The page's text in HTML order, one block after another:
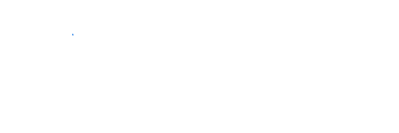
Hemen başla